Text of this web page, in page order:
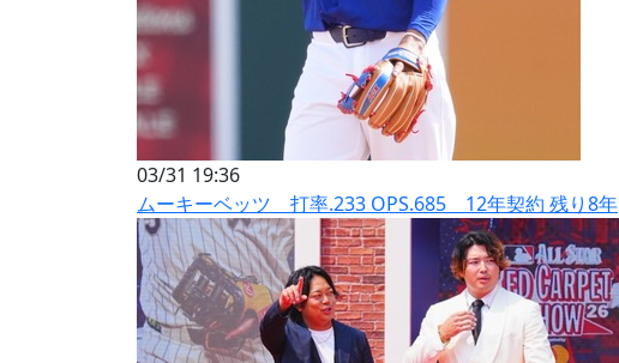
03/31 19:36
ムーキーベッツ 打率.233 OPS.685 12年契約 残り8年